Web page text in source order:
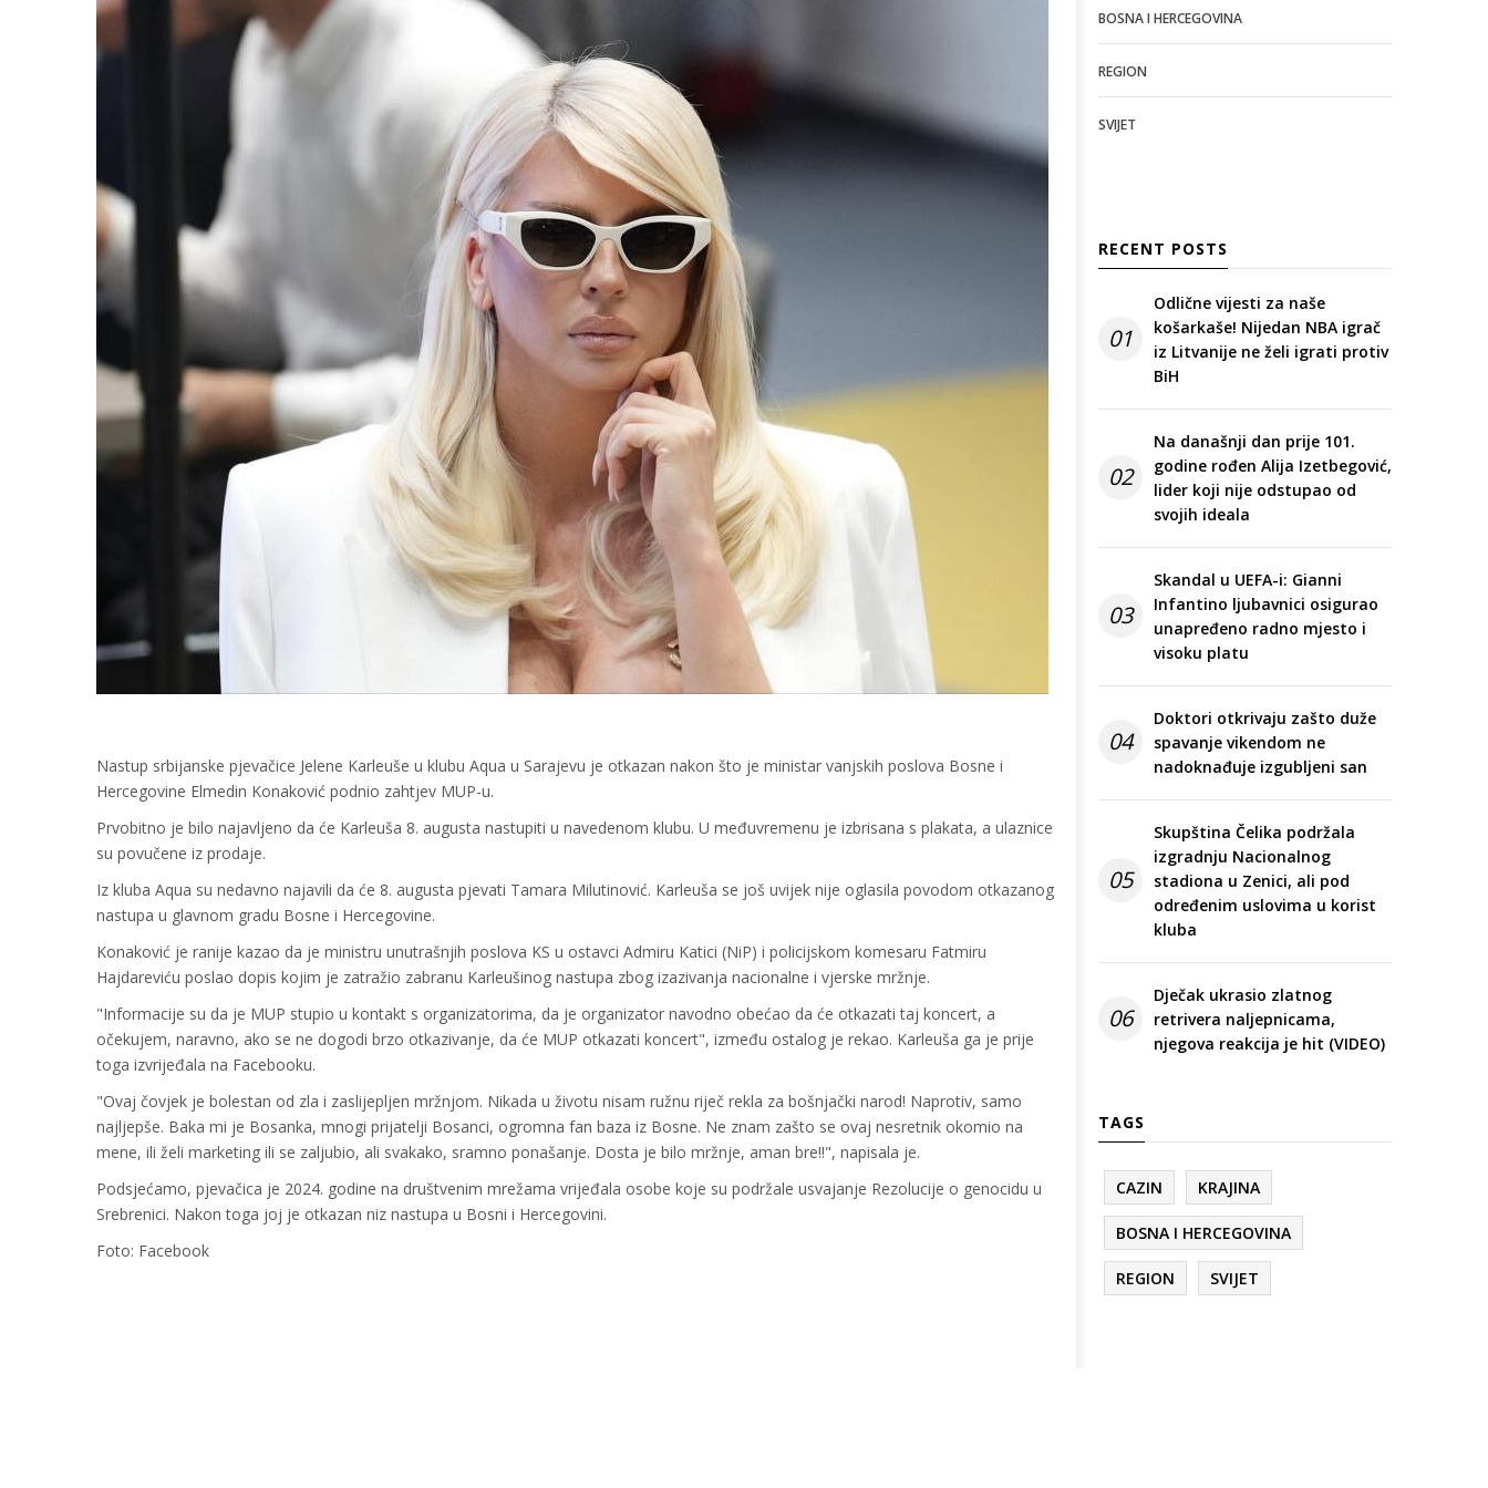
Nastup srbijanske pjevačice Jelene Karleuše u klubu Aqua u Sarajevu je otkazan nakon što je ministar vanjskih poslova Bosne i
Hercegovine Elmedin Konaković podnio zahtjev MUP-u.
Prvobitno je bilo najavljeno da će Karleuša 8. augusta nastupiti u navedenom klubu. U međuvremenu je izbrisana s plakata, a ulaznice
su povučene iz prodaje.
Iz kluba Aqua su nedavno najavili da će 8. augusta pjevati Tamara Milutinović. Karleuša se još uvijek nije oglasila povodom otkazanog
nastupa u glavnom gradu Bosne i Hercegovine.
Konaković je ranije kazao da je ministru unutrašnjih poslova KS u ostavci Admiru Katici (NiP) i policijskom komesaru Fatmiru
Hajdareviću poslao dopis kojim je zatražio zabranu Karleušinog nastupa zbog izazivanja nacionalne i vjerske mržnje.
"Informacije su da je MUP stupio u kontakt s organizatorima, da je organizator navodno obećao da će otkazati taj koncert, a
očekujem, naravno, ako se ne dogodi brzo otkazivanje, da će MUP otkazati koncert", između ostalog je rekao. Karleuša ga je prije
toga izvrijeđala na Facebooku.
"Ovaj čovjek je bolestan od zla i zaslijepljen mržnjom. Nikada u životu nisam ružnu riječ rekla za bošnjački narod! Naprotiv, samo
najljepše. Baka mi je Bosanka, mnogi prijatelji Bosanci, ogromna fan baza iz Bosne. Ne znam zašto se ovaj nesretnik okomio na
mene, ili želi marketing ili se zaljubio, ali svakako, sramno ponašanje. Dosta je bilo mržnje, aman bre!!", napisala je.
Podsjećamo, pjevačica je 2024. godine na društvenim mrežama vrijeđala osobe koje su podržale usvajanje Rezolucije o genocidu u
Srebrenici. Nakon toga joj je otkazan niz nastupa u Bosni i Hercegovini.
Foto: Facebook
BOSNA I HERCEGOVINA
REGION
SVIJET
RECENT POSTS
01
Odlične vijesti za naše
košarkaše! Nijedan NBA igrač
iz Litvanije ne želi igrati protiv
BiH
02
Na današnji dan prije 101.
godine rođen Alija Izetbegović,
lider koji nije odstupao od
svojih ideala
03
Skandal u UEFA-i: Gianni
Infantino ljubavnici osigurao
unapređeno radno mjesto i
visoku platu
04
Doktori otkrivaju zašto duže
spavanje vikendom ne
nadoknađuje izgubljeni san
05
Skupština Čelika podržala
izgradnju Nacionalnog
stadiona u Zenici, ali pod
određenim uslovima u korist
kluba
06
Dječak ukrasio zlatnog
retrivera naljepnicama,
njegova reakcija je hit (VIDEO)
TAGS
CAZIN KRAJINA
BOSNA I HERCEGOVINA
REGION SVIJET